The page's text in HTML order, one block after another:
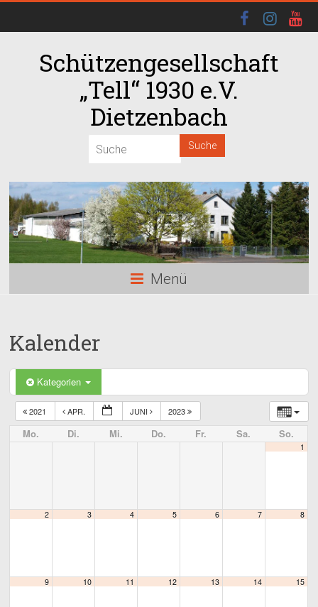
Schützengesellschaft
„Tell“ 1930 e.V.
Dietzenbach
Menü
Kalender
Kategorien
2021 APR. JUNI 2023
Mo. Di. Mi. Do. Fr. Sa. So.
1
2 3 4 5 6 7 8
9 10 11 12 13 14 15